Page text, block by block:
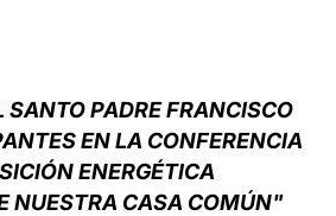
中文
LATINE
SANTO PADRE FRANCISCO
EN LA CONFERENCIA
ENERGÉTICA
NUESTRA CASA COMÚN"